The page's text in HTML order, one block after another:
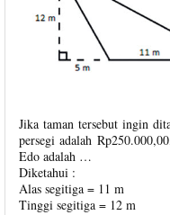
Jika taman tersebut ingin
persegi adalah
Edo adalah …
Diketahui :
Alas segitiga = 11 m
Tinggi segitiga = 12 m